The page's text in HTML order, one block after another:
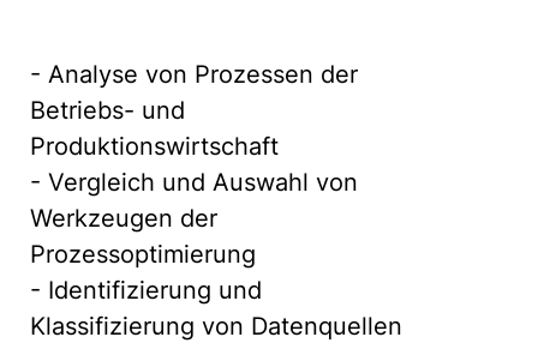
- Analyse von Prozessen der
Betriebs- und
Produktionswirtschaft
- Vergleich und Auswahl von
Werkzeugen der
Prozessoptimierung
- Identifizierung und
Klassifizierung von Datenquellen